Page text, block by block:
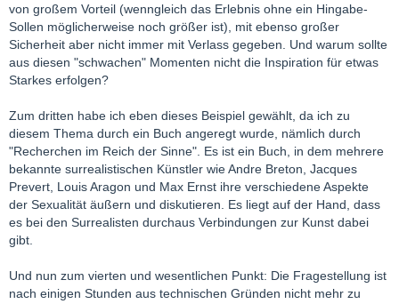
von großem Vorteil (wenngleich das Erlebnis ohne ein Hingabe-
Sollen möglicherweise noch größer ist), mit ebenso großer
Sicherheit aber nicht immer mit Verlass gegeben. Und warum sollte
aus diesen "schwachen" Momenten nicht die Inspiration für etwas
Starkes erfolgen?
Zum dritten habe ich eben dieses Beispiel gewählt, da ich zu
diesem Thema durch ein Buch angeregt wurde, nämlich durch
"Recherchen im Reich der Sinne". Es ist ein Buch, in dem mehrere
bekannte surrealistischen Künstler wie Andre Breton, Jacques
Prevert, Louis Aragon und Max Ernst ihre verschiedene Aspekte
der Sexualität äußern und diskutieren. Es liegt auf der Hand, dass
es bei den Surrealisten durchaus Verbindungen zur Kunst dabei
gibt.
Und nun zum vierten und wesentlichen Punkt: Die Fragestellung ist
nach einigen Stunden aus technischen Gründen nicht mehr zu